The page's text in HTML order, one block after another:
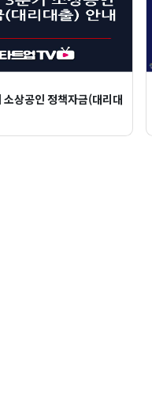
상공인 정책자금(대리대